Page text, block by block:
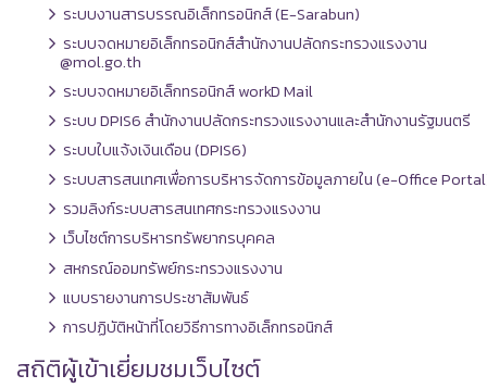
ระบบงานสารบรรณอิเล็กทรอนิกส์ (E-Sarabun)
ระบบจดหมายอิเล็กทรอนิกส์สำนักงานปลัดกระทรวงแรงงาน
@mol.go.th
ระบบจดหมายอิเล็กทรอนิกส์ workD Mail
ระบบ DPIS6 สำนักงานปลัดกระทรวงแรงงานและสำนักงานรัฐมนตรี
ระบบใบแจ้งเงินเดือน (DPIS6)
ระบบสารสนเทศเพื่อการบริหารจัดการข้อมูลภายใน (e-Office
รวมลิงก์ระบบสารสนเทศกระทรวงแรงงาน
เว็บไซต์การบริหารทรัพยากรบุคคล
สหกรณ์ออมทรัพย์กระทรวงแรงงาน
แบบรายงานการประชาสัมพันธ์
การปฏิบัติหน้าที่โดยวิธีการทางอิเล็กทรอนิกส์
สถิติผู้เข้าเยี่ยมชมเว็บไซต์